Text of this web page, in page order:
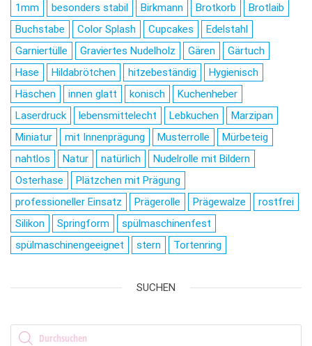
1mm besonders stabil Birkmann Brotkorb
Brotlaib
Buchstabe
Color Splash Cupcakes
Edelstahl
Garniertülle
Graviertes Nudelholz Gären
Gärtuch
Hase
Hildabrötchen hitzebeständig
Hygienisch
Häschen
innen glatt konisch
Kuchenheber
Laserdruck
lebensmittelecht Lebkuchen
Marzipan
Miniatur
mit Innenprägung Musterrolle
Mürbeteig
nahtlos
Natur natürlich
Nudelrolle mit Bildern
Osterhase
Plätzchen mit Prägung
professioneller Einsatz
Prägerolle Prägewalze
rostfrei
Silikon
Springform
spülmaschinenfest
spülmaschinengeeignet
stern Tortenring
SUCHEN
Products search